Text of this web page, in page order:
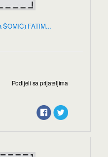
ŠOMIĆ) FATIM...
Podijeli sa prijateljima